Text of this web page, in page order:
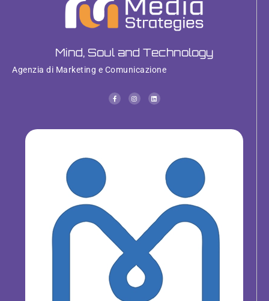
Mind, Soul and Technology
Agenzia di Marketing e Comunicazione